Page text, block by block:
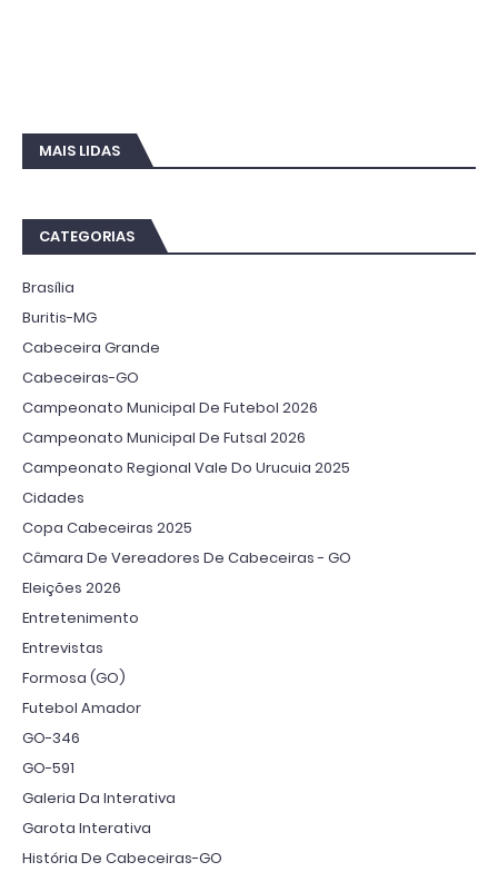
MAIS LIDAS
CATEGORIAS
Brasília
Buritis-MG
Cabeceira Grande
Cabeceiras-GO
Campeonato Municipal De Futebol 2026
Campeonato Municipal De Futsal 2026
Campeonato Regional Vale Do Urucuia 2025
Cidades
Copa Cabeceiras 2025
Câmara De Vereadores De Cabeceiras - GO
Eleições 2026
Entretenimento
Entrevistas
Formosa (GO)
Futebol Amador
GO-346
GO-591
Galeria Da Interativa
Garota Interativa
História De Cabeceiras-GO